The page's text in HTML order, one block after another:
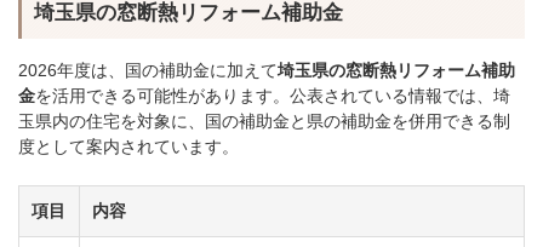
埼玉県の窓断熱リフォーム補助金
2026年度は、国の補助金に加えて埼玉県の窓断熱リフォーム補助
金を活用できる可能性があります。公表されている情報では、埼
玉県内の住宅を対象に、国の補助金と県の補助金を併用できる制
度として案内されています。
項目 内容